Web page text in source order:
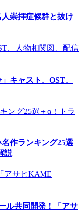
崇拝症候群と抜け
キャスト、OST、
作ランキング25選
説
ル共同開発！「アサ